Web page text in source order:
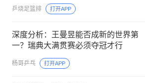
乒烧足篮排 打开APP
深度分析：王曼昱能否成新的世界第
一？瑞典大满贯赛必须夺冠才行
杨哥乒乓 打开APP